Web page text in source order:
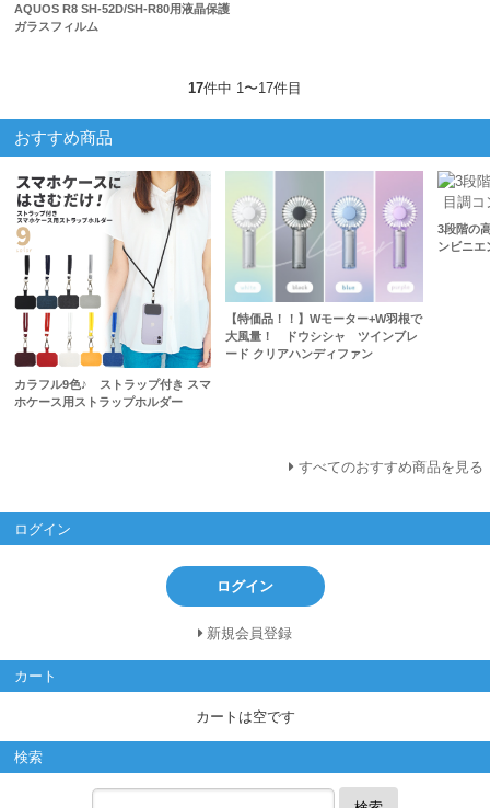
AQUOS R8 SH-52D/SH-R80用液晶保護
ガラスフィルム
17件中 1〜17件目
おすすめ商品
カラフル9色♪ ストラップ付き スマ
ホケース用ストラップホルダー
【特価品！！】Wモーター+W羽根で
大風量！ ドウシシャ ツインブレ
ード クリアハンディファン
3段階の
ンビニエ
すべてのおすすめ商品を見る
ログイン
ログイン
新規会員登録
カート
カートは空です
検索